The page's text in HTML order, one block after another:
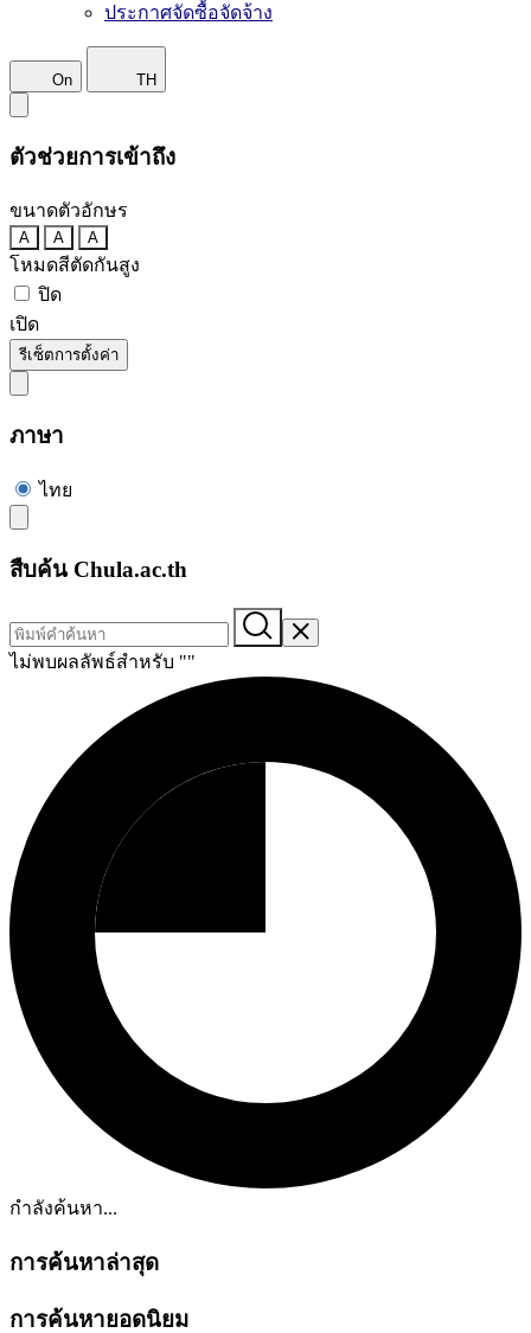
ประกาศจัดซื้อจัดจ้าง
On TH
ตัวช่วยการเข้าถึง
ขนาดตัวอักษร
A A A
โหมดสีตัดกันสูง
ปิด
เปิด
รีเซ็ตการตั้งค่า
ภาษา
ไทย
สืบค้น Chula.ac.th
ไม่พบผลลัพธ์สำหรับ ""
กำลังค้นหา...
การค้นหาล่าสุด
การค้นหายอดนิยม